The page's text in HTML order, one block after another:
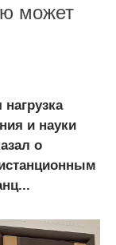
может
и науки
о